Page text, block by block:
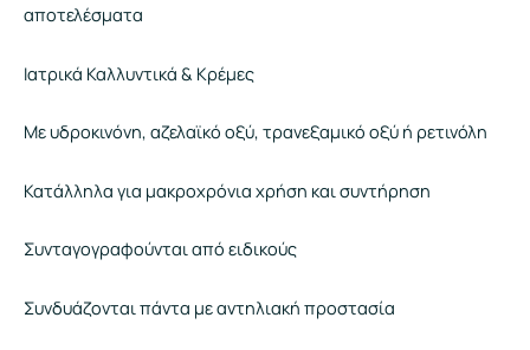
αποτελέσματα
Ιατρικά Καλλυντικά & Κρέμες
Με υδροκινόνη, αζελαϊκό οξύ, τρανεξαμικό οξύ ή ρετινόλη
Κατάλληλα για μακροχρόνια χρήση και συντήρηση
Συνταγογραφούνται από ειδικούς
Συνδυάζονται πάντα με αντηλιακή προστασία